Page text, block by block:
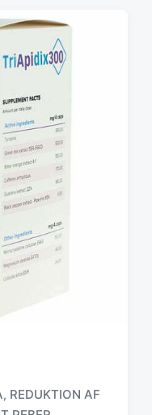
, REDUKTION AF